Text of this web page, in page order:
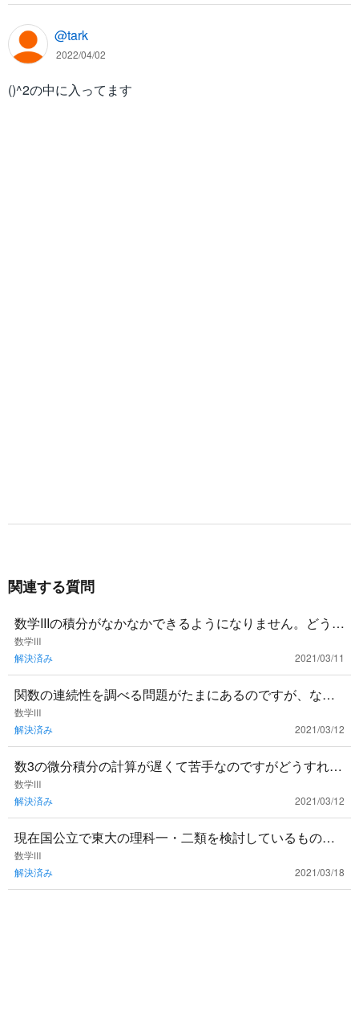
}
+
^
{
}
\
v
er
2
}
^
2
@tark
2022/04/02
()^2の中に入ってます
関連する質問
数学IIIの積分がなかなかできるようになりません。どうす
れば良いでしょうか？アドバイスお願いします。
数学Ⅲ
解決済み
2021/03/11
関数の連続性を調べる問題がたまにあるのですが、なん
の意味があるのでしょう？出題される例題が簡単すぎる
のか、ただ公式に当て
数学Ⅲ
解決済み
2021/03/12
数3の微分積分の計算が遅くて苦手なのですがどうすれば
良いでしょうか？計算特訓用に問題集とか使ったほうが
いいですかね？
数学Ⅲ
解決済み
2021/03/12
現在国公立で東大の理科一・二類を検討しているもので
す。これから数三を学習していくのですが、東大の入試
に頻出の単元は特に重
数学Ⅲ
解決済み
2021/03/18